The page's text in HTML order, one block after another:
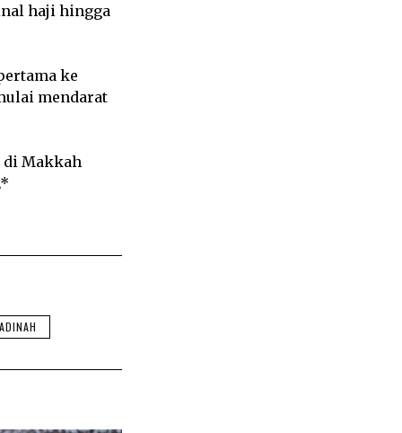
haji hingga
ke
mendarat
di Makkah